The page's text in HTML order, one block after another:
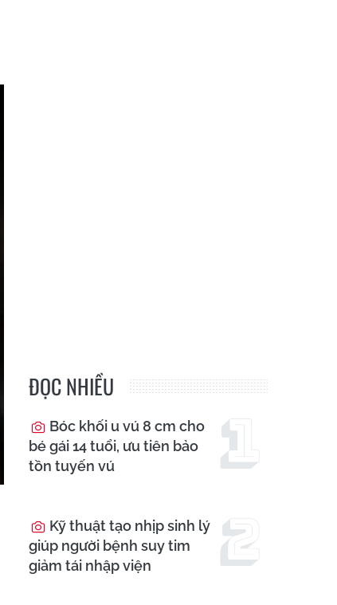
ĐỌC NHIỀU
Bóc khối u vú 8 cm cho
bé gái 14 tuổi, ưu tiên bảo
tồn tuyến vú
Kỹ thuật tạo nhịp sinh lý
giúp người bệnh suy tim
giảm tái nhập viện